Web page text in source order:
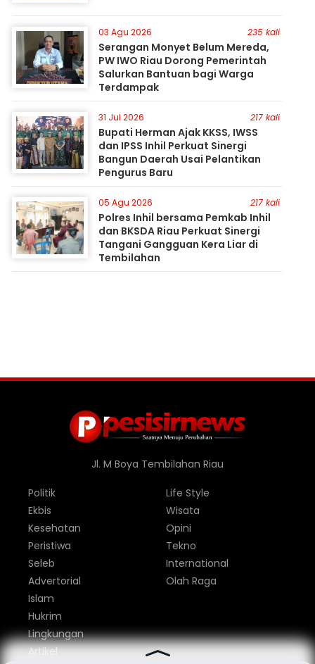
03 Agu 2026 235 kali
Serangan Monyet Belum Mereda,
PW IWO Riau Dorong Pemerintah
Salurkan Bantuan bagi Warga
Terdampak
31 Jul 2026 217 kali
Bupati Herman Ajak KKSS, IWSS
dan IPSS Inhil Perkuat Sinergi
Bangun Daerah Usai Pelantikan
Pengurus Baru
05 Agu 2026 217 kali
Polres Inhil bersama Pemkab Inhil
dan BKSDA Riau Perkuat Sinergi
Tangani Gangguan Kera Liar di
Tembilahan
Jl. M Boya Tembilahan Riau
Politik
Ekbis
Kesehatan
Peristiwa
Seleb
Advertorial
Life Style
Wisata
Opini
Tekno
International
Olah Raga
Islam
Hukrim
Lingkungan
Artikel